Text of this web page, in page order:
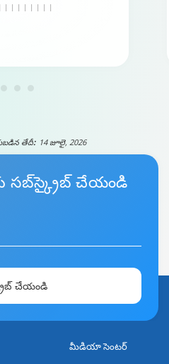
| | | | | | | |
తేదీ: 14 జూలై, 2026
సబ్‌స్క్రైబ్ చేయండి
చేయండి
మీడియా సెంటర్